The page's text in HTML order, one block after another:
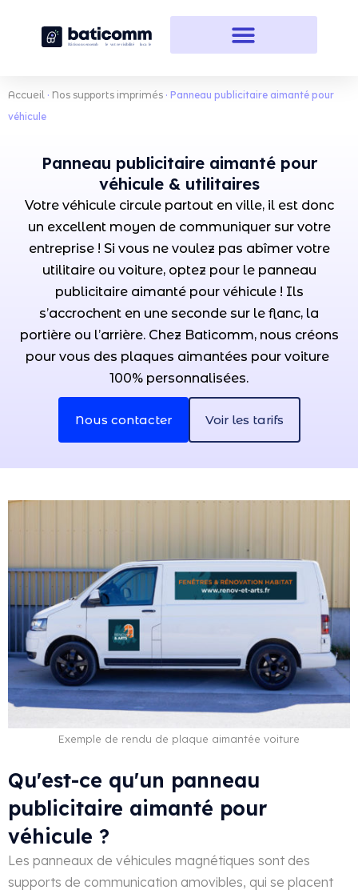
Accueil · Nos supports imprimés · Panneau publicitaire aimanté pour
véhicule
Panneau publicitaire aimanté pour
véhicule & utilitaires
Votre véhicule circule partout en ville, il est donc
un excellent moyen de communiquer sur votre
entreprise ! Si vous ne voulez pas abîmer votre
utilitaire ou voiture, optez pour le panneau
publicitaire aimanté pour véhicule ! Ils
s’accrochent en une seconde sur le flanc, la
portière ou l’arrière. Chez Baticomm, nous créons
pour vous des plaques aimantées pour voiture
100% personnalisées.
Nous contacter Voir les tarifs
Exemple de rendu de plaque aimantée voiture
Qu'est-ce qu'un panneau
publicitaire aimanté pour
véhicule ?
Les panneaux de véhicules magnétiques sont des
supports de communication amovibles, qui se placent